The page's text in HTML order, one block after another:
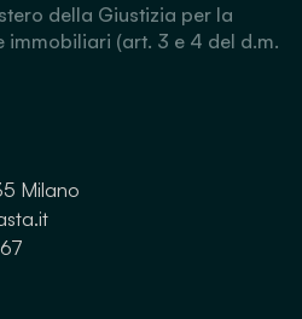
della Giustizia per la
immobiliari (art. 3 e 4 del d.m.
Milano